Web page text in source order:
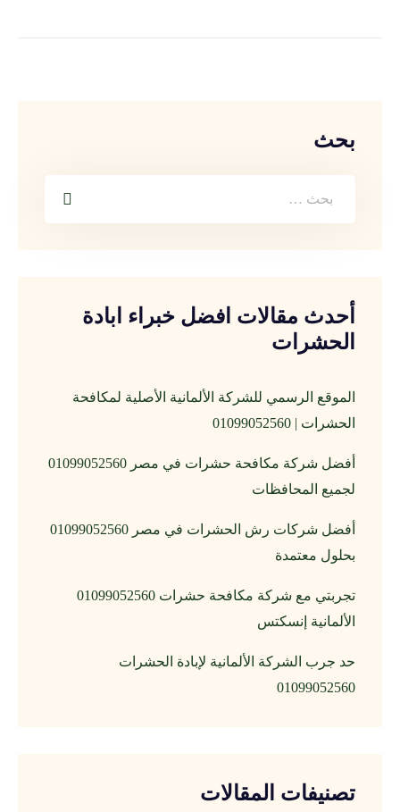
بحث
أحدث مقالات افضل خبراء ابادة
الحشرات
الموقع الرسمي للشركة الألمانية الأصلية لمكافحة
الحشرات | 01099052560
أفضل شركة مكافحة حشرات في مصر 01099052560
لجميع المحافظات
أفضل شركات رش الحشرات في مصر 01099052560
بحلول معتمدة
تجربتي مع شركة مكافحة حشرات 01099052560
الألمانية إنسكتس
حد جرب الشركة الألمانية لإبادة الحشرات
01099052560
تصنيفات المقالات